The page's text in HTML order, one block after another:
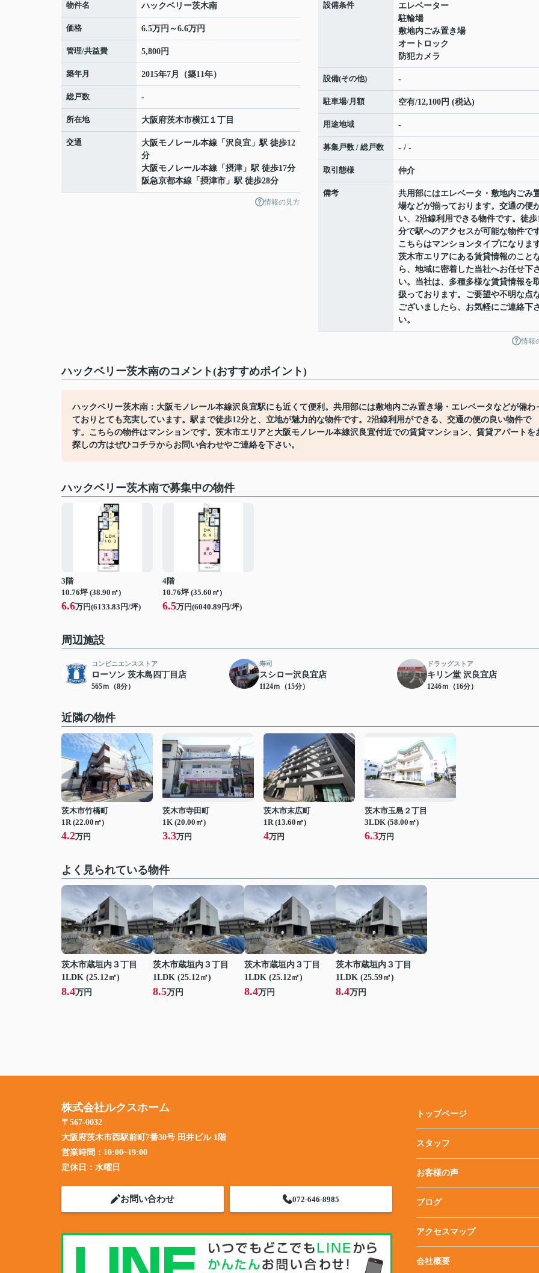
物件名 ハックベリー茨木南
価格 6.5万円～6.6万円
管理/共益費 5,800円
築年月 2015年7月（築11年）
総戸数 -
所在地 大阪府茨木市横江１丁目
交通 大阪モノレール本線 「 沢良宜 」駅 徒歩12
分
大阪モノレール本線 「 摂津 」駅 徒歩17分
阪急京都本線 「 摂津市 」駅 徒歩28分
情報の見方
設備条件
エレベーター
駐輪場
敷地内ごみ置き場
オートロック
防犯カメラ
設備(その他) -
駐車場/月額 空有/12,100円 (税込)
用途地域 -
募集戸数 / 総戸数 - / -
取引態様 仲介
備考
共用部にはエレベータ・敷地内ごみ
場などが揃っております。交通の便
い、2沿線利用できる物件です。徒歩
分で駅へのアクセスが可能な物件です
こちらはマンションタイプになります
茨木市エリアにある賃貸情報のこと
ら、地域に密着した当社へお任せ下
い。当社は、多種多様な賃貸情報を
扱っております。ご要望や不明な点
ございましたら、お気軽にご連絡下
い。
情報
ハックベリー茨木南のコメント(おすすめポイント)
ハックベリー茨木南：大阪モノレール本線沢良宜駅にも近くて便利。共用部には敷地内ごみ置き場・エレベータなどが備わ
ておりとても充実しています。駅まで徒歩12分と、立地が魅力的な物件です。2沿線利用ができる、交通の便の良い物件で
す。こちらの物件はマンションです。茨木市エリアと大阪モノレール本線沢良宜付近での賃貸マンション、賃貸アパートを
探しの方はぜひコチラからお問い合わせやご連絡を下さい。
ハックベリー茨木南で募集中の物件
3階
10.76坪 (38.90㎡)
6.6万円(6133.83円/坪)
4階
10.76坪 (35.60㎡)
6.5万円(6040.89円/坪)
周辺施設
コンビニエンスストア
ローソン 茨木島四丁目店
565ｍ（8分）
寿司
スシロー沢良宜店
1124ｍ（15分）
ドラッグストア
キリン堂 沢良宜店
1246ｍ（16分）
近隣の物件
茨木市竹橋町
1R (22.00㎡)
4.2万円
茨木市寺田町
1K (20.00㎡)
3.3万円
茨木市末広町
1R (13.60㎡)
4万円
茨木市玉島２丁目
3LDK (58.00㎡)
6.3万円
よく見られている物件
茨木市蔵垣内３丁目
1LDK (25.12㎡)
8.4万円
茨木市蔵垣内３丁目
1LDK (25.12㎡)
8.5万円
茨木市蔵垣内３丁目
1LDK (25.12㎡)
8.4万円
茨木市蔵垣内３丁目
1LDK (25.59㎡)
8.4万円
株式会社ルクスホーム
〒567-0032
大阪府茨木市西駅前町7番30号 田井ビル 1階
営業時間： 10:00~19:00
定休日： 水曜日
お問い合わせ 072-646-8985
トップページ
スタッフ
お客様の声
ブログ
アクセスマップ
会社概要